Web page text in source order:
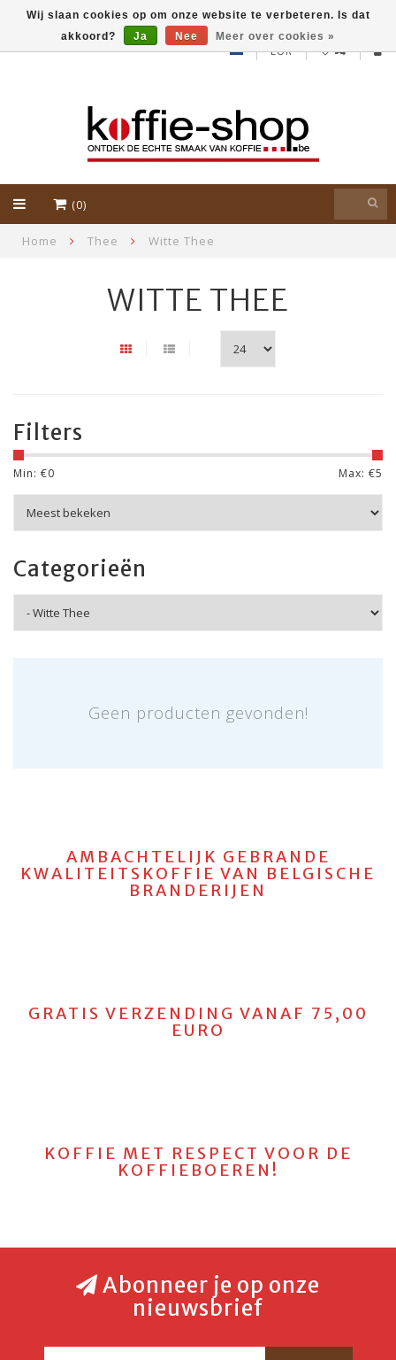
EUR
(0)
Home Thee Witte Thee
WITTE THEE
Filters
Min: €0 Max: €5
Categorieën
Geen producten gevonden!
Wij slaan cookies op om onze website te verbeteren. Is dat
akkoord?
Ja Nee Meer over cookies »
AMBACHTELIJK GEBRANDE
KWALITEITSKOFFIE VAN BELGISCHE
BRANDERIJEN
GRATIS VERZENDING VANAF 75,00
EURO
KOFFIE MET RESPECT VOOR DE
KOFFIEBOEREN!
Abonneer je op onze
nieuwsbrief